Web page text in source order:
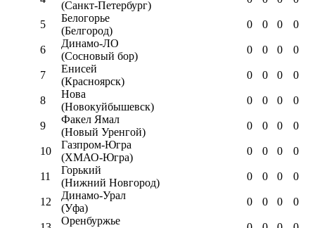
(Санкт-Петербург)
5
Белогорье
(Белгород)
0 0 0 0
6
Динамо-ЛО
(Сосновый бор)
0 0 0 0
7
Енисей
(Красноярск)
0 0 0 0
8
Нова
(Новокуйбышевск)
0 0 0 0
9
Факел Ямал
(Новый Уренгой)
0 0 0 0
10
Газпром-Югра
(ХМАО-Югра)
0 0 0 0
11
Горький
(Нижний Новгород)
0 0 0 0
12
Динамо-Урал
(Уфа)
0 0 0 0
Оренбуржье